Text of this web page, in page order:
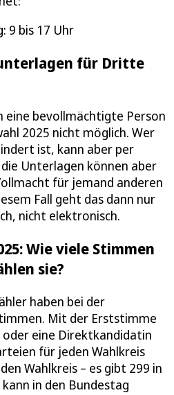
9 bis 17 Uhr
für Dritte
eine bevollmächtigte Person
2025 nicht möglich. Wer
ist, kann aber per
Unterlagen können aber
für jemand anderen
Fall geht das dann nur
nicht elektronisch.
Wie viele Stimmen
sie?
haben bei der
Mit der Erststimme
eine Direktkandidatin
für jeden Wahlkreis
Wahlkreis – es gibt 299 in
in den Bundestag